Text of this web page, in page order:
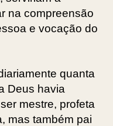
na compreensão
e vocação do
quanta
Deus havia
mestre, profeta
mas também pai